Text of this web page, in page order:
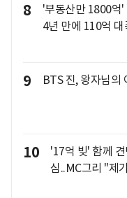
8
'부동산만 1800억'
4년 만에 110억
9 BTS 진, 왕자님의
10
'17억 빚' 함께
심..MC그리 "제